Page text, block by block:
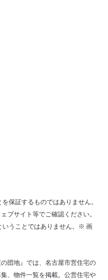
保証するものではありません。
ブサイト等でご確認ください。
うことではありません。※ 画
団地』では、名古屋市営住宅の
、物件一覧を掲載。公営住宅や